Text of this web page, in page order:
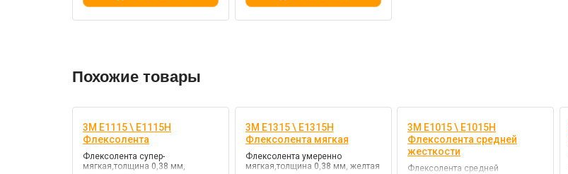
Похожие товары
3M E1115 \ E1115H
Флексолента
Флексолента супер-
мягкая,толщина 0,38 мм,
3M E1315 \ E1315H
Флексолента мягкая
Флексолента умеренно
мягкая,толщина 0,38 мм, желтая
3M E1015 \ E1015H
Флексолента средней
жесткости
Флексолента средней